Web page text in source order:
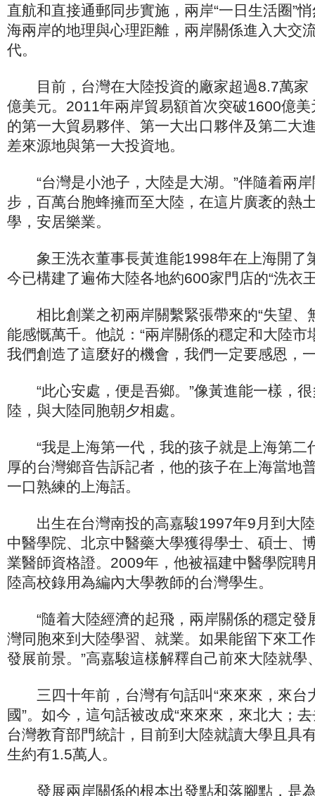
直航和直接通郵同步實施，兩岸“一日生活圈”
海兩岸的地理與心理距離，兩岸關係進入大交
代。
目前，台灣在大陸投資的廠家超過8.7萬家
億美元。2011年兩岸貿易額首次突破1600億
的第一大貿易夥伴、第一大出口夥伴及第二大
差來源地與第一大投資地。
“台灣是小池子，大陸是大湖。”伴隨着兩岸
步，百萬台胞蜂擁而至大陸，在這片廣袤的熱
學，安居樂業。
象王洗衣董事長黃進能1998年在上海開了
今已構建了遍佈大陸各地約600家門店的“洗衣
相比創業之初兩岸關繫緊張帶來的“失望、
能感慨萬千。他説：“兩岸關係的穩定和大陸市
我們創造了這麼好的機會，我們一定要感恩，
“此心安處，便是吾鄉。”像黃進能一樣，很
陸，與大陸同胞朝夕相處。
“我是上海第一代，我的孩子就是上海第二
厚的台灣鄉音告訴記者，他的孩子在上海當地
一口熟練的上海話。
出生在台灣南投的高嘉駿1997年9月到大陸
中醫學院、北京中醫藥大學獲得學士、碩士、
業醫師資格證。2009年，他被福建中醫學院聘
陸高校錄用為編內大學教師的台灣學生。
“隨着大陸經濟的起飛，兩岸關係的穩定發
灣同胞來到大陸學習、就業。如果能留下來工
發展前景。”高嘉駿這樣解釋自己前來大陸就學
三四十年前，台灣有句話叫“來來來，來台
國”。如今，這句話被改成“來來來，來北大；
台灣教育部門統計，目前到大陸就讀大學且具
生約有1.5萬人。
發展兩岸關係的根本出發點和落腳點，是